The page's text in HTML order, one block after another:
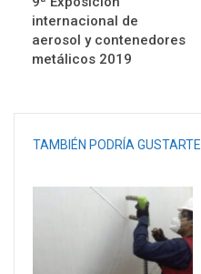
internacional de
aerosol y contenedores
metálicos 2019
TAMBIÉN PODRÍA GUSTARTE